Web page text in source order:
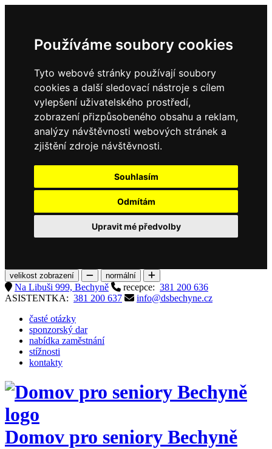
Používáme soubory cookies
Tyto webové stránky používají soubory
cookies a další sledovací nástroje s cílem
vylepšení uživatelského prostředí,
zobrazení přizpůsobeného obsahu a reklam,
analýzy návštěvnosti webových stránek a
zjištění zdroje návštěvnosti.
Souhlasím
Odmítám
Upravit mé předvolby
velikost zobrazení normální
Na Libuši 999, Bechyně recepce: 381 200 636
ASISTENTKA: 381 200 637
info@dsbechyne.cz
časté otázky
sponzorský dar
nabídka zaměstnání
stížnosti
kontakty
Domov pro seniory Bechyně